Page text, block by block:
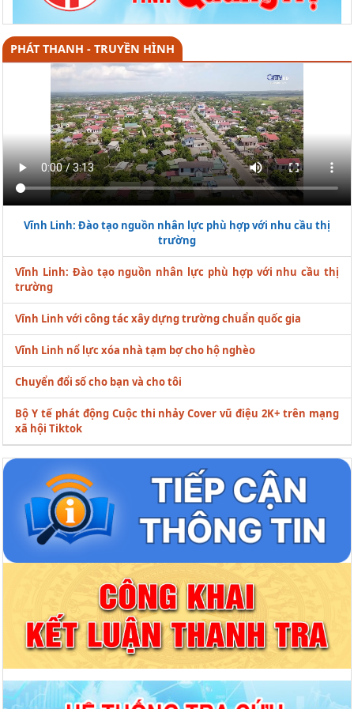
PHÁT THANH - TRUYỀN HÌNH
Vĩnh Linh: Đào tạo nguồn nhân lực phù hợp với nhu cầu thị
trường
Vĩnh Linh: Đào tạo nguồn nhân lực phù hợp với nhu cầu thị
trường
Vĩnh Linh với công tác xây dựng trường chuẩn quốc gia
Vĩnh Linh nổ lực xóa nhà tạm bợ cho hộ nghèo
Chuyển đổi số cho bạn và cho tôi
Bộ Y tế phát động Cuộc thi nhảy Cover vũ điệu 2K+ trên mạng
xã hội Tiktok